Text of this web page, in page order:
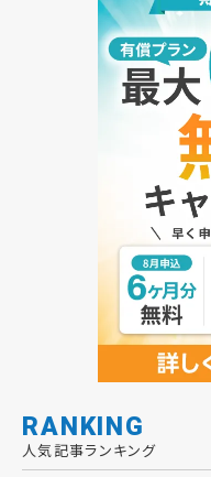
RANKING
人気記事ランキング